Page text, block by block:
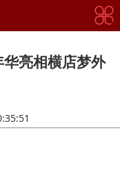
亮相横店梦外